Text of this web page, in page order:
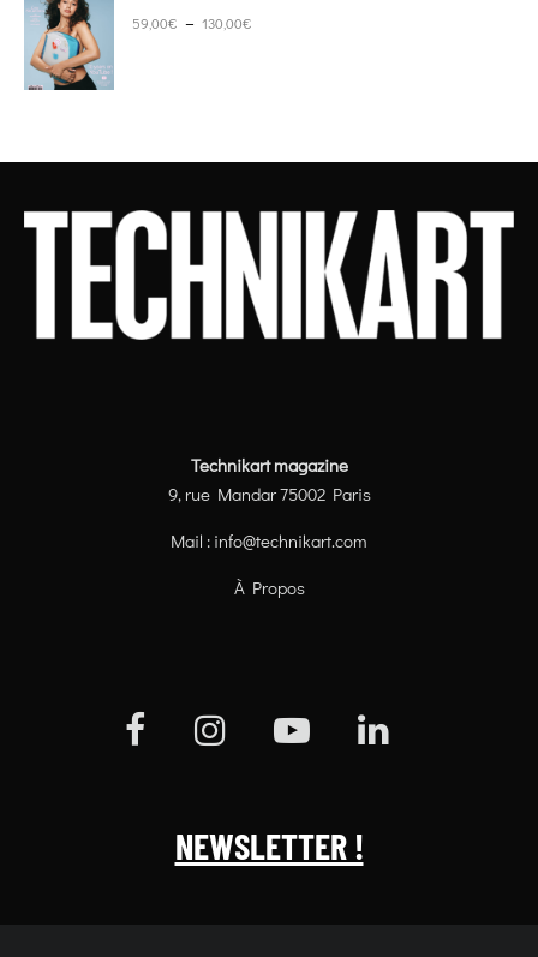
59,00€ – 130,00€
Technikart magazine
9, rue Mandar 75002 Paris
Mail : info@technikart.com
À Propos
NEWSLETTER !